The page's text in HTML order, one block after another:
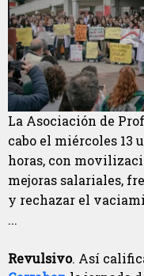
La Asociación de
cabo el miércoles 13
horas, con
mejoras salariales,
y rechazar el
...
Revulsivo. Así